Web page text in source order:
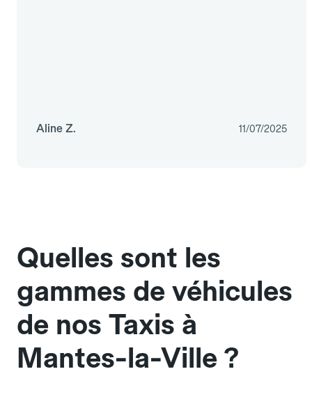
Aline Z. 11/07/2025
Quelles sont les
gammes de véhicules
de nos Taxis à
Mantes-la-Ville ?